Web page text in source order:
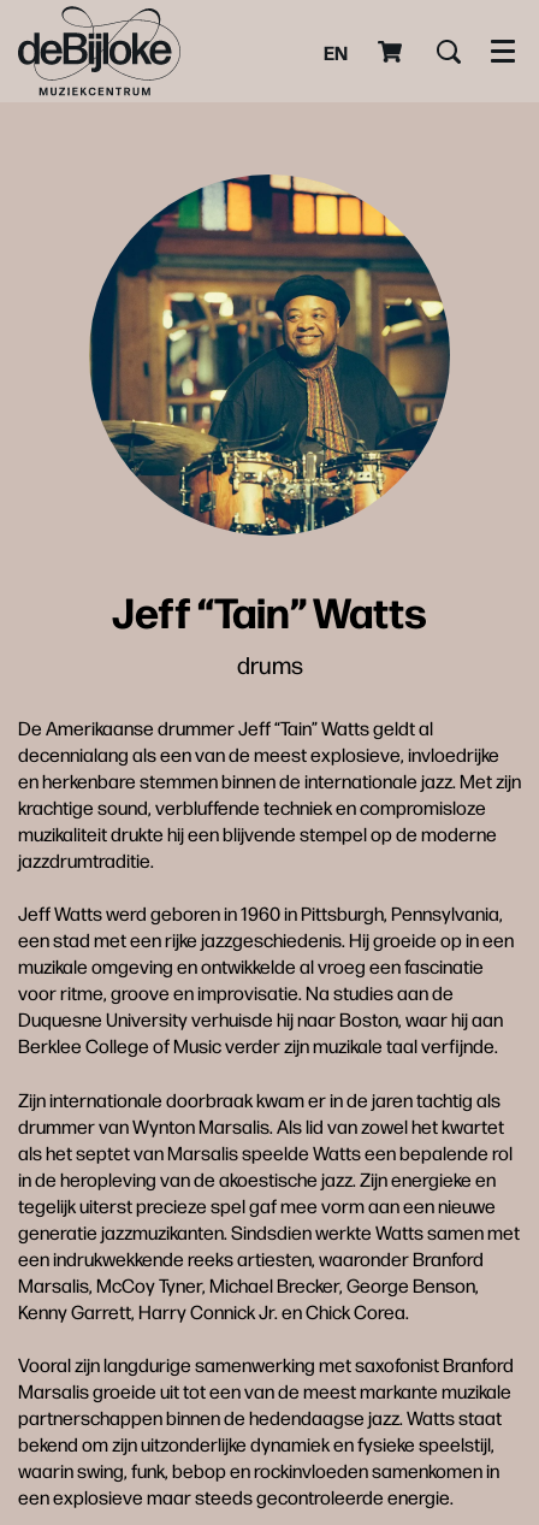
EN
Jeff “Tain” Watts
drums
De Amerikaanse drummer Jeff “Tain” Watts geldt al
decennialang als een van de meest explosieve, invloedrijke
en herkenbare stemmen binnen de internationale jazz. Met zijn
krachtige sound, verbluffende techniek en compromisloze
muzikaliteit drukte hij een blijvende stempel op de moderne
jazzdrumtraditie.
Jeff Watts werd geboren in 1960 in Pittsburgh, Pennsylvania,
een stad met een rijke jazzgeschiedenis. Hij groeide op in een
muzikale omgeving en ontwikkelde al vroeg een fascinatie
voor ritme, groove en improvisatie. Na studies aan de
Duquesne University verhuisde hij naar Boston, waar hij aan
Berklee College of Music verder zijn muzikale taal verfijnde.
Zijn internationale doorbraak kwam er in de jaren tachtig als
drummer van Wynton Marsalis. Als lid van zowel het kwartet
als het septet van Marsalis speelde Watts een bepalende rol
in de heropleving van de akoestische jazz. Zijn energieke en
tegelijk uiterst precieze spel gaf mee vorm aan een nieuwe
generatie jazzmuzikanten. Sindsdien werkte Watts samen met
een indrukwekkende reeks artiesten, waaronder Branford
Marsalis, McCoy Tyner, Michael Brecker, George Benson,
Kenny Garrett, Harry Connick Jr. en Chick Corea.
Vooral zijn langdurige samenwerking met saxofonist Branford
Marsalis groeide uit tot een van de meest markante muzikale
partnerschappen binnen de hedendaagse jazz. Watts staat
bekend om zijn uitzonderlijke dynamiek en fysieke speelstijl,
waarin swing, funk, bebop en rockinvloeden samenkomen in
een explosieve maar steeds gecontroleerde energie.